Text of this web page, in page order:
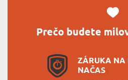
Prečo budete
ZÁRUKA NA
NAČAS